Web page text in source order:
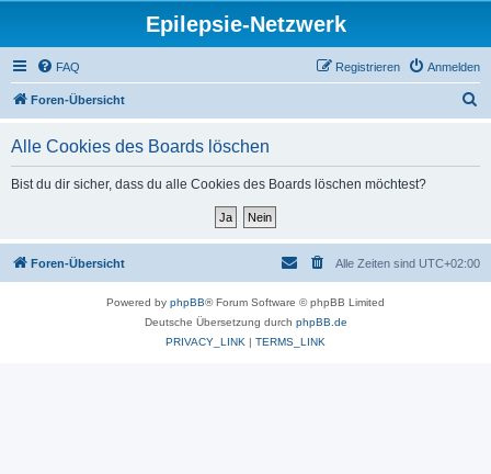
Epilepsie-Netzwerk
FAQ Anmelden
Registrieren
Foren-Übersicht
Alle Cookies des Boards löschen
Bist du dir sicher, dass du alle Cookies des Boards löschen möchtest?
Foren-Übersicht Alle Zeiten sind UTC+02:00
Powered by phpBB® Forum Software © phpBB Limited
Deutsche Übersetzung durch phpBB.de
PRIVACY_LINK | TERMS_LINK